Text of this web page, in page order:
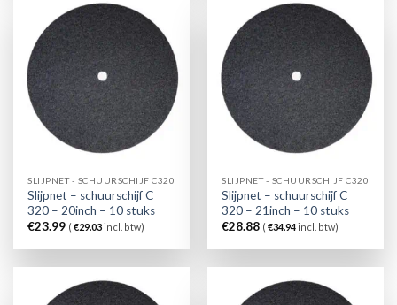
SLIJPNET - SCHUURSCHIJF C320
Slijpnet – schuurschijf C
320 – 20inch – 10 stuks
€23.99 (€29.03incl. btw)
SLIJPNET - SCHUURSCHIJF C320
Slijpnet – schuurschijf C
320 – 21inch – 10 stuks
€28.88 (€34.94incl. btw)